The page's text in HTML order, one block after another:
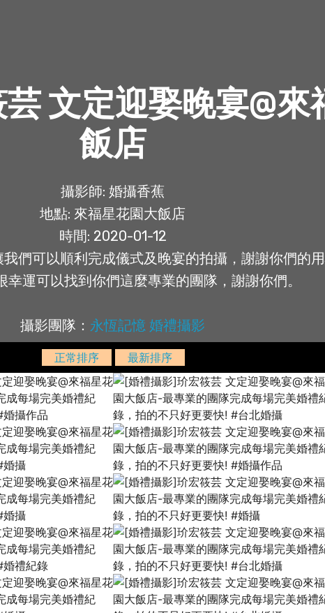
文定迎娶晚宴@來
飯店
攝影師: 婚攝香蕉
地點: 來福星花園大飯店
時間: 2020-01-12
們可以順利完成儀式及晚宴的拍攝，謝謝你們的
幸運可以找到你們這麼專業的團隊，謝謝你們。
攝影團隊： 永恆記憶 婚禮攝影
正常排序 最新排序